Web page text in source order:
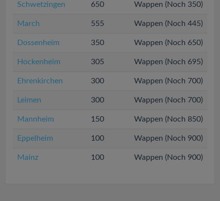
Schwetzingen 650 Wappen (Noch 350)
March 555 Wappen (Noch 445)
Dossenheim 350 Wappen (Noch 650)
Hockenheim 305 Wappen (Noch 695)
Ehrenkirchen 300 Wappen (Noch 700)
Leimen 300 Wappen (Noch 700)
Mannheim 150 Wappen (Noch 850)
Eppelheim 100 Wappen (Noch 900)
Mainz 100 Wappen (Noch 900)